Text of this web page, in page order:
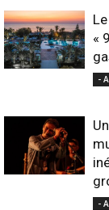
«
-
-